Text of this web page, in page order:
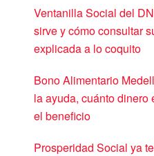
Ventanilla Social del
sirve y cómo consultar
explicada a lo coquito
Bono Alimentario
la ayuda, cuánto dinero
el beneficio
Prosperidad Social ya